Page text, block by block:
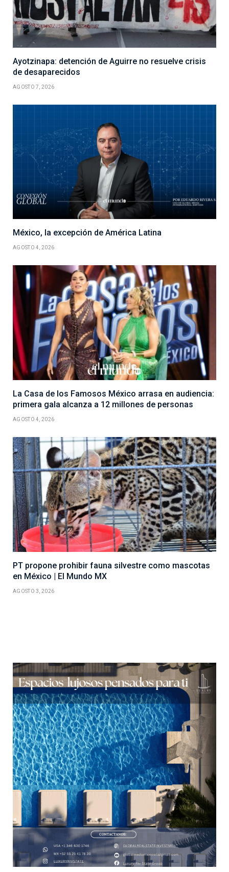
Ayotzinapa: detención de Aguirre no resuelve crisis
de desaparecidos
AGOSTO 7, 2026
México, la excepción de América Latina
AGOSTO 4, 2026
La Casa de los Famosos México arrasa en audiencia:
primera gala alcanza a 12 millones de personas
AGOSTO 4, 2026
PT propone prohibir fauna silvestre como mascotas
en México | El Mundo MX
AGOSTO 3, 2026